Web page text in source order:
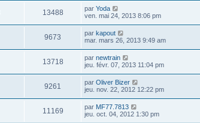
13488 par Yoda
ven. mai 24, 2013 8:06 pm
9673 par kapout
mar. mars 26, 2013 9:49 am
13718 par newtrain
jeu. févr. 07, 2013 11:04 pm
9261 par Oliver Bizer
jeu. nov. 22, 2012 12:22 pm
11169 par MF77.7813
jeu. oct. 04, 2012 1:30 pm